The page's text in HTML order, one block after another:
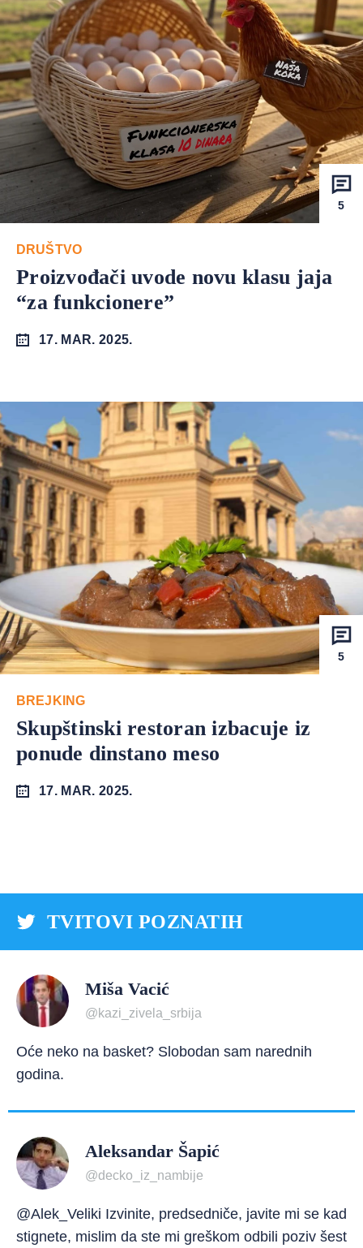
5
DRUŠTVO
Proizvođači uvode novu klasu jaja
“za funkcionere”
17. MAR. 2025.
5
BREJKING
Skupštinski restoran izbacuje iz
ponude dinstano meso
17. MAR. 2025.
TVITOVI POZNATIH
Miša Vacić
@kazi_zivela_srbija
Oće neko na basket? Slobodan sam narednih
godina.
Aleksandar Šapić
@decko_iz_nambije
@Alek_Veliki Izvinite, predsedniče, javite mi se kad
stignete, mislim da ste mi greškom odbili poziv šest